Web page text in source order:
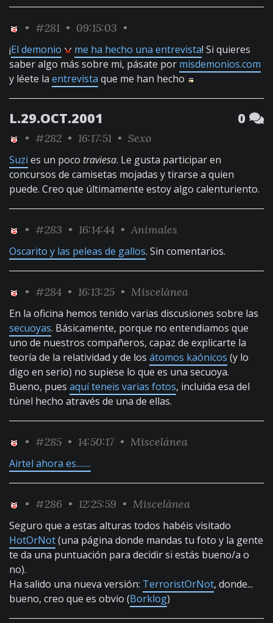
• #281 • 09:15:03 •
¡El demonio me ha hecho una entrevista! Si quieres
saber algo más sobre mi, pásate por misdemonios.com
y léete la entrevista que me han hecho
L.29.OCT.2001 0
• #282 • 16:17:51 • Sexo
Suzi es un poco traviesa. Le gusta participar en
concursos de camisetas mojadas y tirarse a quien
puede. Creo que últimamente estoy algo calenturiento.
• #283 • 16:14:44 • Animales
Oscarito y las peleas de gallos. Sin comentarios.
• #284 • 16:13:25 • Miscelánea
En la oficina hemos tenido varias discusiones sobre las
secuoyas. Básicamente, porque no entendiamos que
uno de nuestros compañeros, capaz de explicarte la
teoría de la relatividad y de los átomos kaónicos (y lo
digo en serio) no supiese lo que es una secuoya.
Bueno, pues aquí teneis varias fotos, incluida esa del
túnel hecho através de una de ellas.
• #285 • 14:50:17 • Miscelánea
Airtel ahora es........
• #286 • 12:25:59 • Miscelánea
Seguro que a estas alturas todos habéis visitado
HotOrNot(una página donde mandas tu foto y la gente
te da una puntuación para decidir si estás bueno/a o
no).
Ha salido una nueva versión: TerroristOrNot, donde...
bueno, creo que es obvio (Borklog)